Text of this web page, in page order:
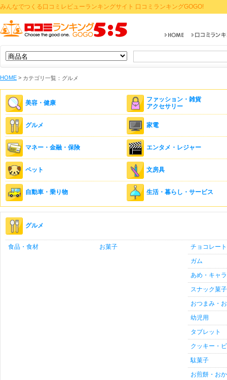
みんなでつくる口コミレビューランキングサイト 口コミランキングGOGO!
HOME > カテゴリ一覧：グルメ
美容・健康
ファッション・雑貨
アクセサリー
グルメ 家電
マネー・金融・保険 エンタメ・レジャー
ペット 文房具
自動車・乗り物 生活・暮らし・サービス
グルメ
食品・食材 お菓子
チョコレート
ガム
あめ・キャ
スナック菓子
おつまみ・
幼児用
タブレット
クッキー・
駄菓子
お煎餅・お